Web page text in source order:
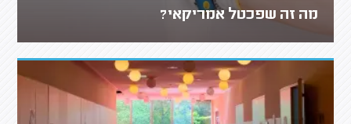
מה זה שפכטל אמריקאי?